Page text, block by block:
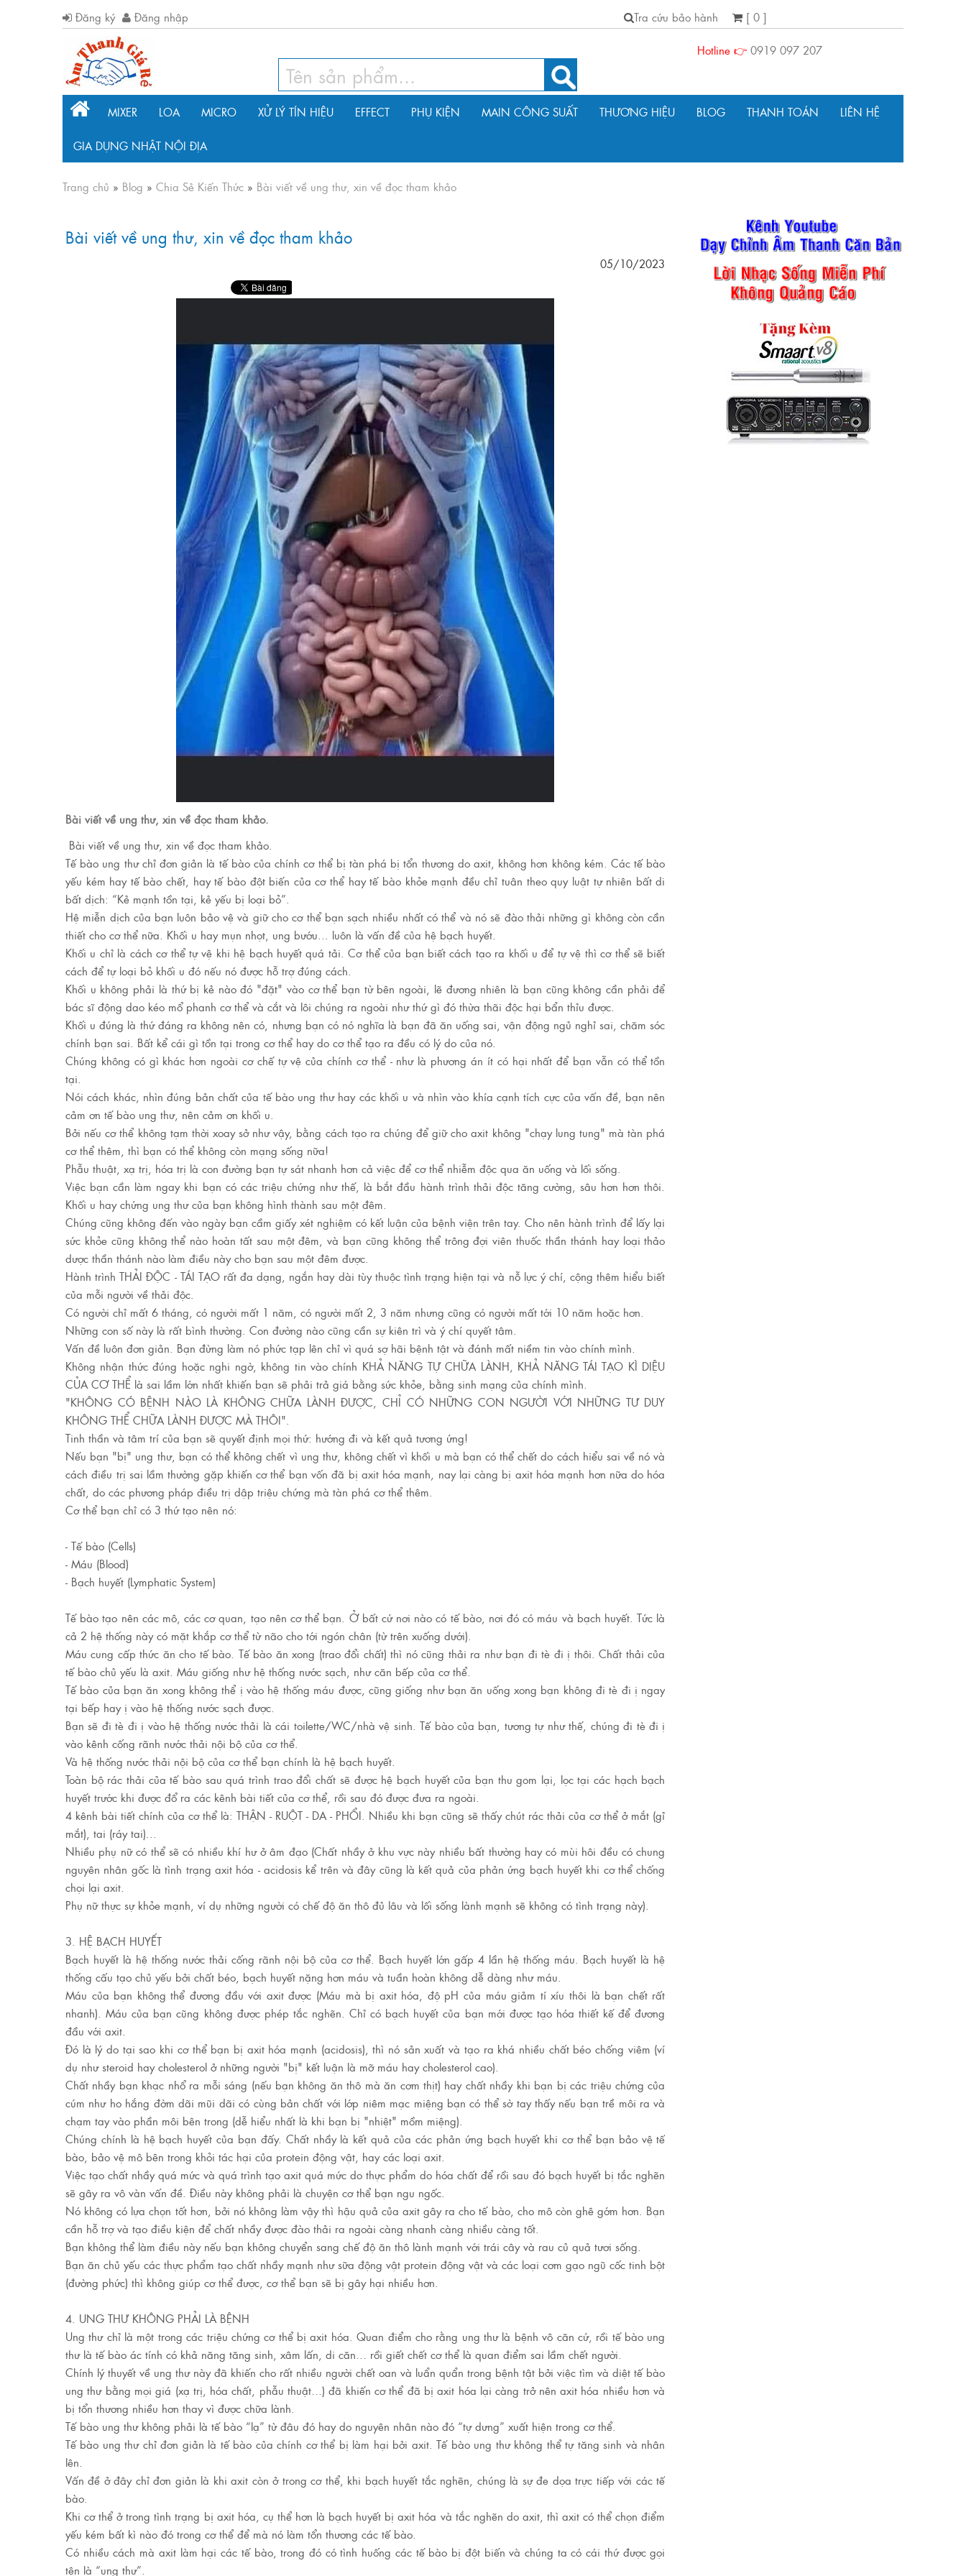
Đăng ký Đăng nhập Tra cứu bảo hành
[ 0 ]
Hotline 👉 0919 097 207
MIXER LOA MICRO XỬ LÝ TÍN HIỆU EFFECT PHỤ KIỆN MAIN CÔNG SUẤT THƯƠNG HIỆU BLOG THANH TOÁN LIÊN HỆ
GIA DỤNG NHẬT NỘI ĐỊA
Trang chủ » Blog » Chia Sẻ Kiến Thức » Bài viết về ung thư, xin về đọc tham khảo
Bài viết về ung thư, xin về đọc tham khảo
05/10/2023
Bài viết về ung thư, xin về đọc tham khảo.
Bài viết về ung thư, xin về đọc tham khảo.
Tế bào ung thư chỉ đơn giản là tế bào của chính cơ thể bị tàn phá bị tổn thương do axit, không hơn không kém. Các tế bào
yếu kém hay tế bào chết, hay tế bào đột biến của cơ thể hay tế bào khỏe mạnh đều chỉ tuân theo quy luật tự nhiên bất di
bất dịch: “Kẻ mạnh tồn tại, kẻ yếu bị loại bỏ”.
Hệ miễn dịch của bạn luôn bảo vệ và giữ cho cơ thể bạn sạch nhiều nhất có thể và nó sẽ đào thải những gì không còn cần
thiết cho cơ thể nữa. Khối u hay mụn nhọt, ung bướu... luôn là vấn đề của hệ bạch huyết.
Khối u chỉ là cách cơ thể tự vệ khi hệ bạch huyết quá tải. Cơ thể của bạn biết cách tạo ra khối u để tự vệ thì cơ thể sẽ biết
cách để tự loại bỏ khối u đó nếu nó được hỗ trợ đúng cách.
Khối u không phải là thứ bị kẻ nào đó "đặt" vào cơ thể bạn từ bên ngoài, lẽ đương nhiên là bạn cũng không cần phải để
bác sĩ động dao kéo mổ phanh cơ thể và cắt và lôi chúng ra ngoài như thứ gì đó thừa thãi độc hại bẩn thỉu được.
Khối u đúng là thứ đáng ra không nên có, nhưng bạn có nó nghĩa là bạn đã ăn uống sai, vận động ngủ nghỉ sai, chăm sóc
chính bạn sai. Bất kể cái gì tồn tại trong cơ thể hay do cơ thể tạo ra đều có lý do của nó.
Chúng không có gì khác hơn ngoài cơ chế tự vệ của chính cơ thể - như là phương án ít có hại nhất để bạn vẫn có thể tồn
tại.
Nói cách khác, nhìn đúng bản chất của tế bào ung thư hay các khối u và nhìn vào khía cạnh tích cực của vấn đề, bạn nên
cảm ơn tế bào ung thư, nên cảm ơn khối u.
Bởi nếu cơ thể không tạm thời xoay sở như vậy, bằng cách tạo ra chúng để giữ cho axit không "chạy lung tung" mà tàn phá
cơ thể thêm, thì bạn có thể không còn mạng sống nữa!
Phẫu thuật, xạ trị, hóa trị là con đường bạn tự sát nhanh hơn cả việc để cơ thể nhiễm độc qua ăn uống và lối sống.
Việc bạn cần làm ngay khi bạn có các triệu chứng như thế, là bắt đầu hành trình thải độc tăng cường, sâu hơn hơn thôi.
Khối u hay chứng ung thư của bạn không hình thành sau một đêm.
Chúng cũng không đến vào ngày bạn cầm giấy xét nghiệm có kết luận của bệnh viện trên tay. Cho nên hành trình để lấy lại
sức khỏe cũng không thể nào hoàn tất sau một đêm, và bạn cũng không thể trông đợi viên thuốc thần thánh hay loại thảo
dược thần thánh nào làm điều này cho bạn sau một đêm được.
Hành trình THẢI ĐỘC - TÁI TẠO rất đa dạng, ngắn hay dài tùy thuộc tình trạng hiện tại và nỗ lực ý chí, cộng thêm hiểu biết
của mỗi người về thải độc.
Có người chỉ mất 6 tháng, có người mất 1 năm, có người mất 2, 3 năm nhưng cũng có người mất tới 10 năm hoặc hơn.
Những con số này là rất bình thường. Con đường nào cũng cần sự kiên trì và ý chí quyết tâm.
Vấn đề luôn đơn giản. Bạn đừng làm nó phức tạp lên chỉ vì quá sợ hãi bệnh tật và đánh mất niềm tin vào chính mình.
Không nhận thức đúng hoặc nghi ngờ, không tin vào chính KHẢ NĂNG TỰ CHỮA LÀNH, KHẢ NĂNG TÁI TẠO KÌ DIỆU
CỦA CƠ THỂ là sai lầm lớn nhất khiến bạn sẽ phải trả giá bằng sức khỏe, bằng sinh mạng của chính mình.
"KHÔNG CÓ BỆNH NÀO LÀ KHÔNG CHỮA LÀNH ĐƯỢC, CHỈ CÓ NHỮNG CON NGƯỜI VỚI NHỮNG TƯ DUY
KHÔNG THỂ CHỮA LÀNH ĐƯỢC MÀ THÔI".
Tinh thần và tâm trí của bạn sẽ quyết định mọi thứ: hướng đi và kết quả tương ứng!
Nếu bạn "bị" ung thư, bạn có thể không chết vì ung thư, không chết vì khối u mà bạn có thể chết do cách hiểu sai về nó và
cách điều trị sai lầm thường gặp khiến cơ thể bạn vốn đã bị axit hóa mạnh, nay lại càng bị axit hóa mạnh hơn nữa do hóa
chất, do các phương pháp điều trị dập triệu chứng mà tàn phá cơ thể thêm.
Cơ thể bạn chỉ có 3 thứ tạo nên nó:
- Tế bào (Cells)
- Máu (Blood)
- Bạch huyết (Lymphatic System)
Tế bào tạo nên các mô, các cơ quan, tạo nên cơ thể bạn. Ở bất cứ nơi nào có tế bào, nơi đó có máu và bạch huyết. Tức là
cả 2 hệ thống này có mặt khắp cơ thể từ não cho tới ngón chân (từ trên xuống dưới).
Máu cung cấp thức ăn cho tế bào. Tế bào ăn xong (trao đổi chất) thì nó cũng thải ra như bạn đi tè đi ị thôi. Chất thải của
tế bào chủ yếu là axit. Máu giống như hệ thống nước sạch, như căn bếp của cơ thể.
Tế bào của bạn ăn xong không thể ị vào hệ thống máu được, cũng giống như bạn ăn uống xong bạn không đi tè đi ị ngay
tại bếp hay ị vào hệ thống nước sạch được.
Bạn sẽ đi tè đi ị vào hệ thống nước thải là cái toilette/WC/nhà vệ sinh. Tế bào của bạn, tương tự như thế, chúng đi tè đi ị
vào kênh cống rãnh nước thải nội bộ của cơ thể.
Và hệ thống nước thải nội bộ của cơ thể bạn chính là hệ bạch huyết.
Toàn bộ rác thải của tế bào sau quá trình trao đổi chất sẽ được hệ bạch huyết của bạn thu gom lại, lọc tại các hạch bạch
huyết trước khi được đổ ra các kênh bài tiết của cơ thể, rồi sau đó được đưa ra ngoài.
4 kênh bài tiết chính của cơ thể là: THẬN - RUỘT - DA - PHỔI. Nhiều khi bạn cũng sẽ thấy chút rác thải của cơ thể ở mắt (gỉ
mắt), tai (ráy tai)...
Nhiều phụ nữ có thể sẽ có nhiều khí hư ở âm đạo (Chất nhầy ở khu vực này nhiều bất thường hay có mùi hôi đều có chung
nguyên nhân gốc là tình trạng axit hóa - acidosis kể trên và đây cũng là kết quả của phản ứng bạch huyết khi cơ thể chống
chọi lại axit.
Phụ nữ thực sự khỏe mạnh, ví dụ những người có chế độ ăn thô đủ lâu và lối sống lành mạnh sẽ không có tình trạng này).
3. HỆ BẠCH HUYẾT
Bạch huyết là hệ thống nước thải cống rãnh nội bộ của cơ thể. Bạch huyết lớn gấp 4 lần hệ thống máu. Bạch huyết là hệ
thống cấu tạo chủ yếu bởi chất béo, bạch huyết nặng hơn máu và tuần hoàn không dễ dàng như máu.
Máu của bạn không thể đương đầu với axit được (Máu mà bị axit hóa, độ pH của máu giảm tí xíu thôi là bạn chết rất
nhanh). Máu của bạn cũng không được phép tắc nghẽn. Chỉ có bạch huyết của bạn mới được tạo hóa thiết kế để đương
đầu với axit.
Đó là lý do tại sao khi cơ thể bạn bị axit hóa mạnh (acidosis), thì nó sản xuất và tạo ra khá nhiều chất béo chống viêm (ví
dụ như steroid hay cholesterol ở những người "bị" kết luận là mỡ máu hay cholesterol cao).
Chất nhầy bạn khạc nhổ ra mỗi sáng (nếu bạn không ăn thô mà ăn cơm thịt) hay chất nhầy khi bạn bị các triệu chứng của
cúm như ho hắng đờm dãi mũi dãi có cùng bản chất với lớp niêm mạc miệng bạn có thể sờ tay thấy nếu bạn trề môi ra và
chạm tay vào phần môi bên trong (dễ hiểu nhất là khi bạn bị "nhiệt" mồm miệng).
Chúng chính là hệ bạch huyết của bạn đấy. Chất nhầy là kết quả của các phản ứng bạch huyết khi cơ thể bạn bảo vệ tế
bào, bảo vệ mô bên trong khỏi tác hại của protein động vật, hay các loại axit.
Việc tạo chất nhầy quá mức và quá trình tạo axit quá mức do thực phẩm do hóa chất để rồi sau đó bạch huyết bị tắc nghẽn
sẽ gây ra vô vàn vấn đề. Điều này không phải là chuyện cơ thể bạn ngu ngốc.
Nó không có lựa chọn tốt hơn, bởi nó không làm vậy thì hậu quả của axit gây ra cho tế bào, cho mô còn ghê gớm hơn. Bạn
cần hỗ trợ và tạo điều kiện để chất nhầy được đào thải ra ngoài càng nhanh càng nhiều càng tốt.
Bạn không thể làm điều này nếu bạn không chuyển sang chế độ ăn thô lành mạnh với trái cây và rau củ quả tươi sống.
Bạn ăn chủ yếu các thực phẩm tạo chất nhầy mạnh như sữa động vật protein động vật và các loại cơm gạo ngũ cốc tinh bột
(đường phức) thì không giúp cơ thể được, cơ thể bạn sẽ bị gây hại nhiều hơn.
4. UNG THƯ KHÔNG PHẢI LÀ BỆNH
Ung thư chỉ là một trong các triệu chứng cơ thể bị axit hóa. Quan điểm cho rằng ung thư là bệnh vô căn cứ, rồi tế bào ung
thư là tế bào ác tính có khả năng tăng sinh, xâm lấn, di căn… rồi giết chết cơ thể là quan điểm sai lầm chết người.
Chính lý thuyết về ung thư này đã khiến cho rất nhiều người chết oan và luẩn quẩn trong bệnh tật bởi việc tìm và diệt tế bào
ung thư bằng mọi giá (xạ trị, hóa chất, phẫu thuật…) đã khiến cơ thể đã bị axit hóa lại càng trở nên axit hóa nhiều hơn và
bị tổn thương nhiều hơn thay vì được chữa lành.
Tế bào ung thư không phải là tế bào “lạ” từ đâu đó hay do nguyên nhân nào đó “tự dưng” xuất hiện trong cơ thể.
Tế bào ung thư chỉ đơn giản là tế bào của chính cơ thể bị làm hại bởi axit. Tế bào ung thư không thể tự tăng sinh và nhân
lên.
Vấn đề ở đây chỉ đơn giản là khi axit còn ở trong cơ thể, khi bạch huyết tắc nghẽn, chúng là sự đe dọa trực tiếp với các tế
bào.
Khi cơ thể ở trong tình trạng bị axit hóa, cụ thể hơn là bạch huyết bị axit hóa và tắc nghẽn do axit, thì axit có thể chọn điểm
yếu kém bất kì nào đó trong cơ thể để mà nó làm tổn thương các tế bào.
Có nhiều cách mà axit làm hại các tế bào, trong đó có tình huống các tế bào bị đột biến và chúng ta có cái thứ được gọi
tên là “ung thư”.